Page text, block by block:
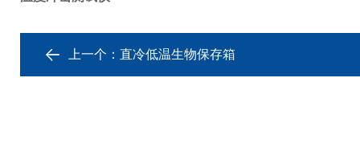
上一个： 直冷低温生物保存箱